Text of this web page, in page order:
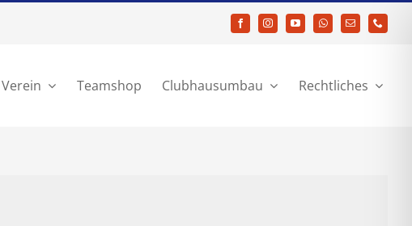
Verein Teamshop Clubhausumbau Rechtliches